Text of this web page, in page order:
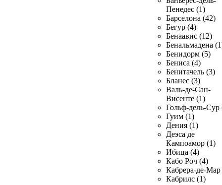
Пенедес (1)
Барселона (42)
Бегур (4)
Бенаавис (12)
Бенальмадена
Бенидорм (5)
Бениса (4)
Бенитачель (3)
Бланес (3)
Валь-де-Сан-
Висенте (1)
Гольф-дель-Сур
Гуим (1)
Дения (1)
Деэса де
Кампоамор (1)
Ибица (4)
Кабо Роч (4)
Кабрера-де-Мар
Кабрилс (1)